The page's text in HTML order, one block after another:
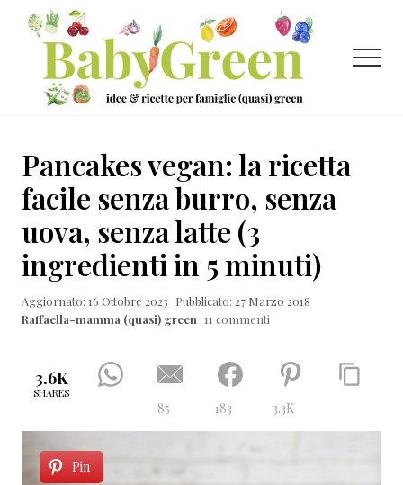
Menu
Passa
contenuto
principale
Passa
laterale
primaria
Passa
ricette
per
famiglie
(quasi)
green
Menu
Pancakes vegan: la ricetta
facile senza burro, senza
uova, senza latte (3
ingredienti in 5 minuti)
Aggiornato: 16 Ottobre 2023 Pubblicato: 27 Marzo 2018
Raffaella-mamma (quasi) green 11 commenti
3.6K
SHARES
85 183 3.3K
Pin